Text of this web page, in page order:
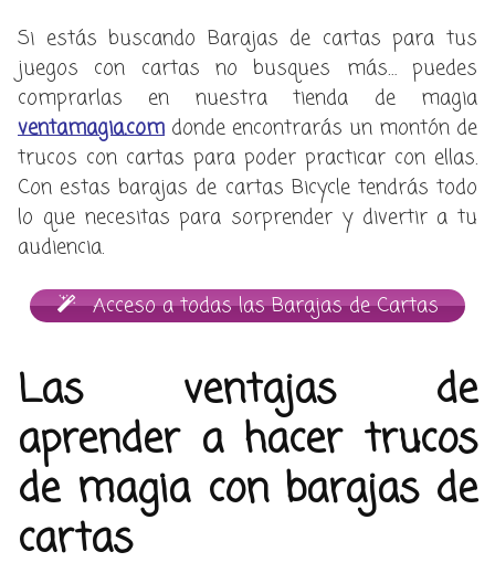
Si estás buscando Barajas de cartas para tus
juegos con cartas no busques más… puedes
comprarlas en nuestra tienda de magia
ventamagia.com donde encontrarás un montón de
trucos con cartas para poder practicar con ellas.
Con estas barajas de cartas Bicycle tendrás todo
lo que necesitas para sorprender y divertir a tu
audiencia.
Acceso a todas las Barajas de Cartas
Las ventajas de
aprender a hacer trucos
de magia con barajas de
cartas